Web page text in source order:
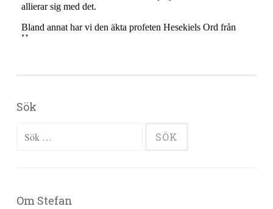
Sök
Sök efter:
Om Stefan